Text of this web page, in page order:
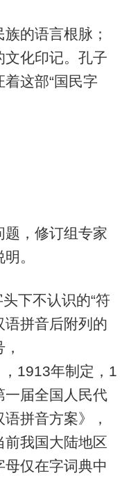
的语言根脉；
文化印记。孔子
这部“国民字
，修订组专家
。
下不认识的“符
语拼音后附列的
，1913年制定，1
一届全国人民代
拼音方案》，
前我国大陆地区
仅在字词典中